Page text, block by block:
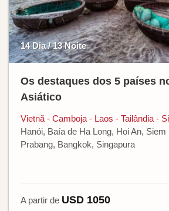
14 Dia / 13 Noite
Os destaques dos 5 países
Asiático
Vietnã - Camboja - Laos - Tailândia -
Hanói, Baía de Ha Long, Hoi An, Siem
Prabang, Bangkok, Singapura
A partir de USD 1050